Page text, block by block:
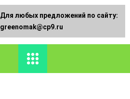
Для любых предложений по сайту:
greenomak@cp9.ru